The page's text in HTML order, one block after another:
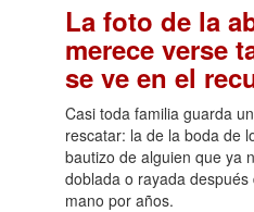
La foto de la
merece verse
se ve en el
Casi toda familia guarda
rescatar: la de la boda de
bautizo de alguien que ya
doblada o rayada
mano por años.